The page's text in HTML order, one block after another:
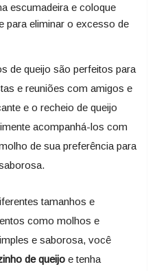
escumadeira e coloque
para eliminar o excesso de
de queijo são perfeitos para
e reuniões com amigos e
e o recheio de queijo
acompanhá-los com
de sua preferência para
tamanhos e
como molhos e
e saborosa, você
de queijo e tenha